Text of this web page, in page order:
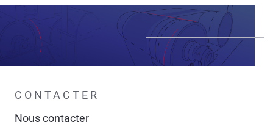
CONTACTER
Nous contacter